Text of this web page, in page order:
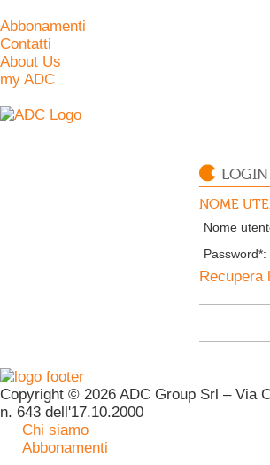
Abbonamenti
Contatti
About Us
my ADC
LOGIN
NOME
Nome
Password*:
Recupera
Copyright © 2026 ADC Group Srl – Via
n. 643 dell'17.10.2000
Chi siamo
Abbonamenti